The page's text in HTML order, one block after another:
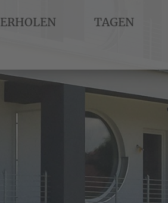
ERHOLEN TAGEN